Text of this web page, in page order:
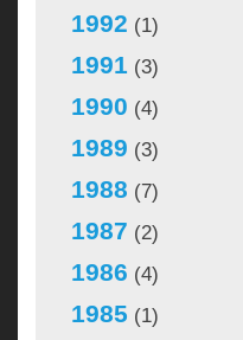
1992 (1)
1991 (3)
1990 (4)
1989 (3)
1988 (7)
1987 (2)
1986 (4)
1985 (1)